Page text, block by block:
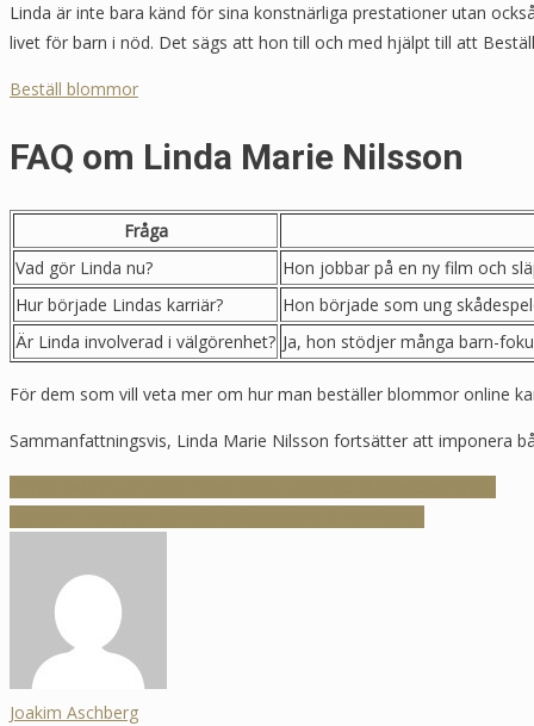
Linda är inte bara känd för sina konstnärliga prestationer utan
livet för barn i nöd. Det sägs att hon till och med hjälpt till att
Beställ blommor
FAQ om Linda Marie Nilsson
Fråga
Vad gör Linda nu?
Hon jobbar på en ny film och
Hur började Lindas karriär?
Hon började som ung
Är Linda involverad i välgörenhet? Ja, hon stödjer många barn-
För dem som vill veta mer om hur man beställer blommor online
Sammanfattningsvis, Linda Marie Nilsson fortsätter att imponera
Inläggsnavigering
Joakim Aschberg